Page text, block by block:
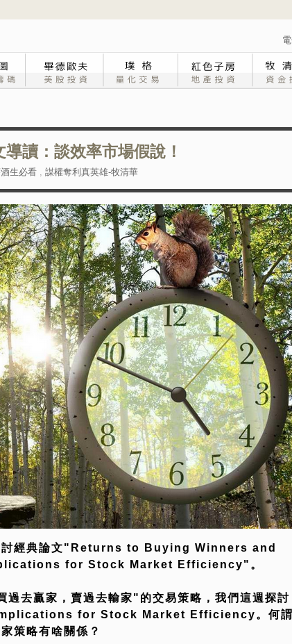
導讀：談效率市場假說！
生必看, 謀權奪利真英雄-牧清華
討經典論文"Returns to Buying Winners and
for Stock Market Efficiency"。
過去贏家，賣過去輸家"的交易策略，我們這週探討
for Stock Market Efficiency。何
策略有啥關係？